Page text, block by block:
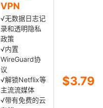
VPN
√无数据日志记
录和透明隐私
政策
√内置
WireGuard协
议
√解锁Netflix等
主流流媒体
√带有免费的云
$3.79